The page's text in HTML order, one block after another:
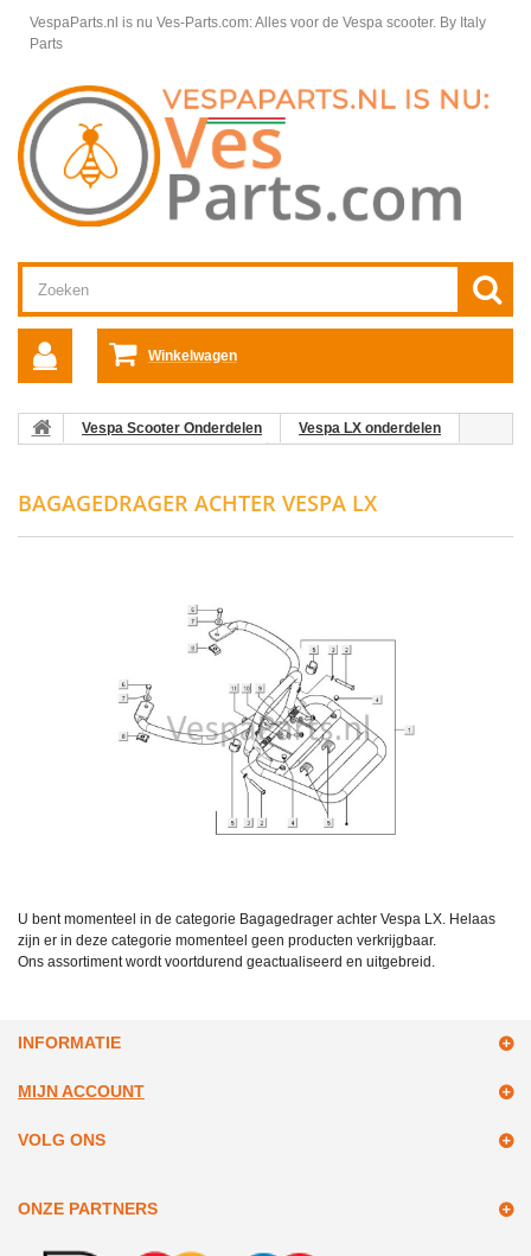
VespaParts.nl is nu Ves-Parts.com: Alles voor de Vespa scooter. By Italy
Parts
Winkelwagen
Vespa Scooter Onderdelen
Vespa LX onderdelen
BAGAGEDRAGER ACHTER VESPA LX
U bent momenteel in de categorie Bagagedrager achter Vespa LX. Helaas
zijn er in deze categorie momenteel geen producten verkrijgbaar.
Ons assortiment wordt voortdurend geactualiseerd en uitgebreid.
INFORMATIE
MIJN ACCOUNT
VOLG ONS
ONZE PARTNERS